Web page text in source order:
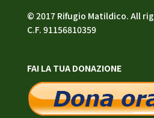
© 2017 Rifugio Matildico. All
C.F. 91156810359
FAI LA TUA DONAZIONE